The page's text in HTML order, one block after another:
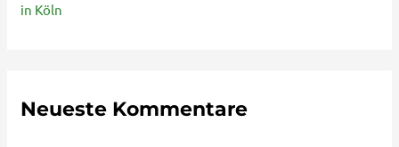
in Köln
Neueste Kommentare